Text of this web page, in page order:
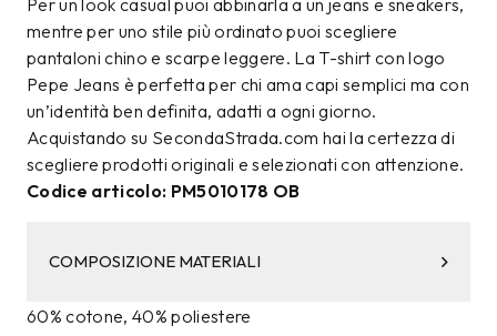
Per un look casual puoi abbinarla a un jeans e sneakers,
mentre per uno stile più ordinato puoi scegliere
pantaloni chino e scarpe leggere. La T-shirt con logo
Pepe Jeans è perfetta per chi ama capi semplici ma con
un’identità ben definita, adatti a ogni giorno.
Acquistando su SecondaStrada.com hai la certezza di
scegliere prodotti originali e selezionati con attenzione.
Codice articolo: PM5010178 OB
COMPOSIZIONE MATERIALI
60% cotone, 40% poliestere